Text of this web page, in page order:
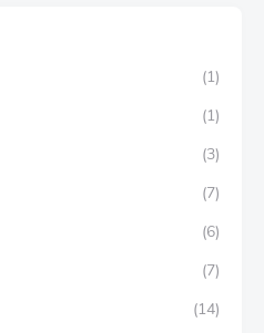
(1)
(1)
(3)
(7)
(6)
(7)
(14)